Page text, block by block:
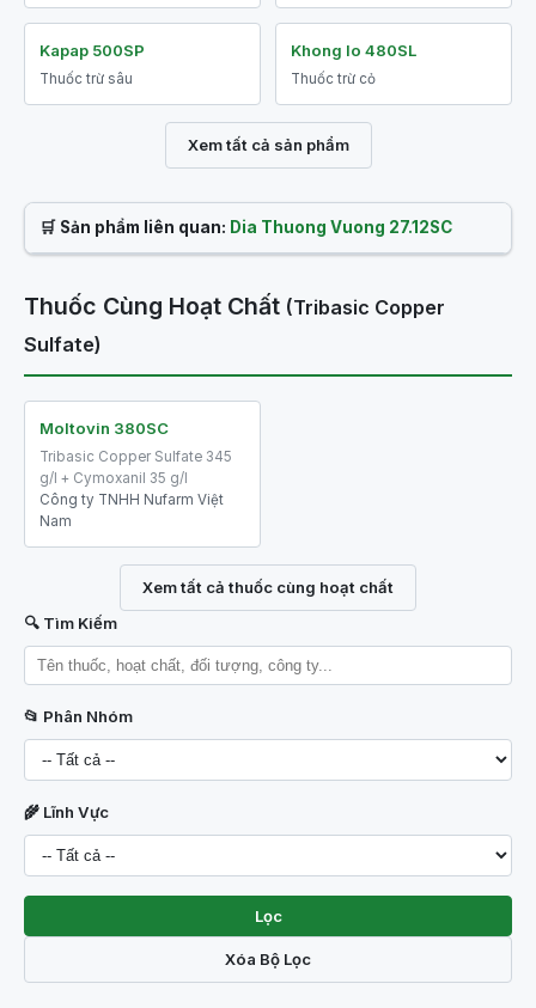
Kapap 500SP
Thuốc trừ sâu
Khong lo 480SL
Thuốc trừ cỏ
Xem tất cả sản phẩm
🛒 Sản phẩm liên quan: Dia Thuong Vuong 27.12SC
Thuốc Cùng Hoạt Chất (Tribasic Copper
Sulfate)
Moltovin 380SC
Tribasic Copper Sulfate 345
g/l + Cymoxanil 35 g/l
Công ty TNHH Nufarm Việt
Nam
Xem tất cả thuốc cùng hoạt chất
🔍 Tìm Kiếm
📂 Phân Nhóm
🌾 Lĩnh Vực
Lọc
Xóa Bộ Lọc